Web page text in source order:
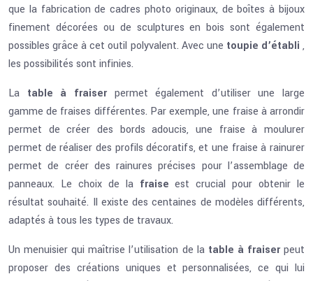
que la fabrication de cadres photo originaux, de boîtes à bijoux
finement décorées ou de sculptures en bois sont également
possibles grâce à cet outil polyvalent. Avec une toupie d’établi,
les possibilités sont infinies.
La table à fraiser permet également d’utiliser une large
gamme de fraises différentes. Par exemple, une fraise à arrondir
permet de créer des bords adoucis, une fraise à moulurer
permet de réaliser des profils décoratifs, et une fraise à rainurer
permet de créer des rainures précises pour l’assemblage de
panneaux. Le choix de la fraiseest crucial pour obtenir le
résultat souhaité. Il existe des centaines de modèles différents,
adaptés à tous les types de travaux.
Un menuisier qui maîtrise l’utilisation de la table à fraiserpeut
proposer des créations uniques et personnalisées, ce qui lui